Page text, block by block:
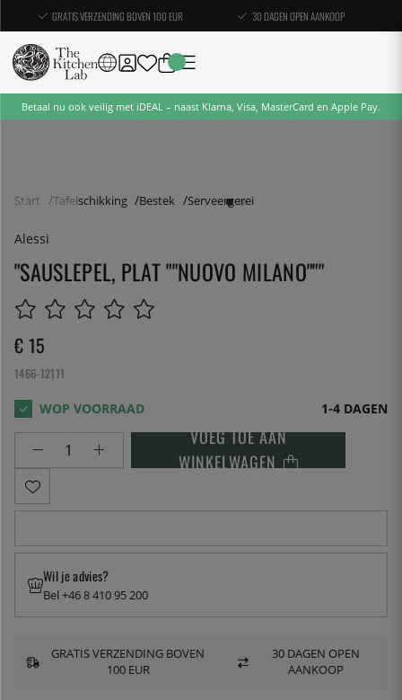
GRATIS VERZENDING BOVEN 100 EUR 30 DAGEN OPEN AANKOOP
Betaal nu ook veilig met iDEAL – naast Klarna, Visa, MasterCard en Apple Pay.
Start Tafelschikking Bestek Serveergerei
Alessi
"SAUSLEPEL, PLAT ""NUOVO MILANO"""
€ 15
1466-12111
1-4 DAGEN
VOEG TOE AAN
WINKELWAGEN
Wil je advies?
Bel +46 8 410 95 200
GRATIS VERZENDING BOVEN
100 EUR
30 DAGEN OPEN
AANKOOP